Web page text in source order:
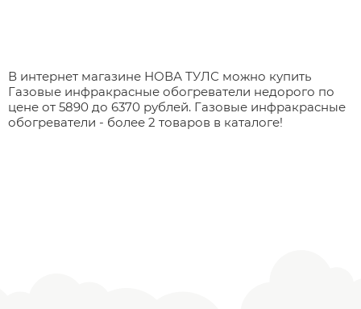
В интернет магазине НОВА ТУЛС можно купить
Газовые инфракрасные обогреватели недорого по
цене от 5890 до 6370 рублей. Газовые инфракрасные
обогреватели - более 2 товаров в каталоге!